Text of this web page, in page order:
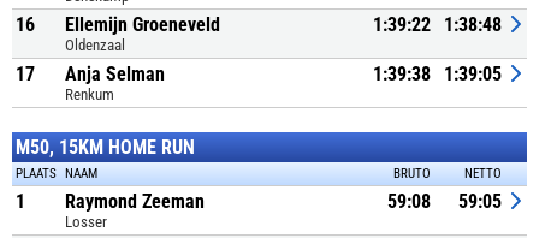
16 Ellemijn Groeneveld
Oldenzaal
1:39:22 1:38:48
17 Anja Selman
Renkum
1:39:38 1:39:05
M50, 15KM HOME RUN
PLAATS NAAM BRUTO NETTO
1 Raymond Zeeman
Losser
59:08 59:05